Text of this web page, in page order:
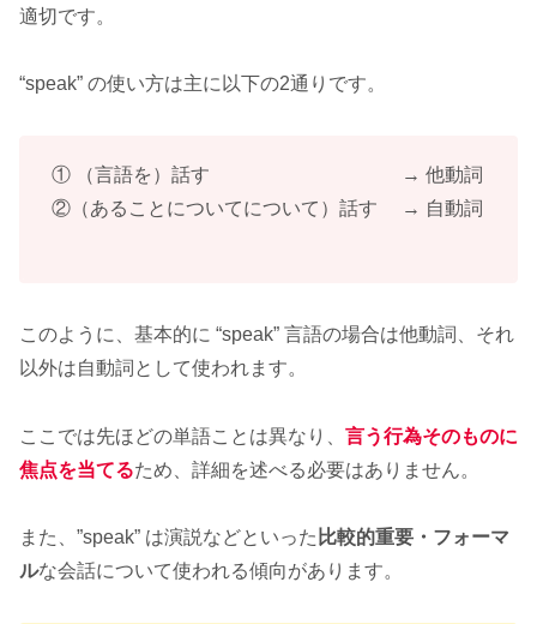
適切です。
“speak” の使い方は主に以下の2通りです。
① （言語を）話す → 他動詞
②（あることについてについて）話す → 自動詞
このように、基本的に “speak” 言語の場合は他動詞、それ
以外は自動詞として使われます。
ここでは先ほどの単語ことは異なり、 言う行為そのものに
焦点を当てるため、詳細を述べる必要はありません。
また、”speak” は演説などといった 比較的重要・フォーマ
ルな会話について使われる傾向があります。